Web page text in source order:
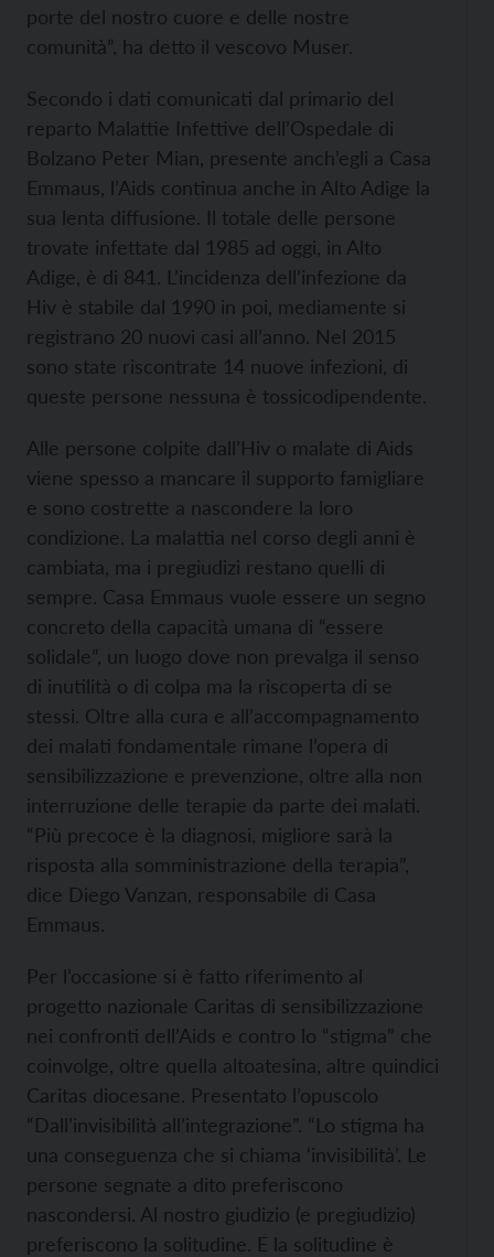
porte del nostro cuore e delle nostre
comunità”, ha detto il vescovo Muser.
Secondo i dati comunicati dal primario del
reparto Malattie Infettive dell’Ospedale di
Bolzano Peter Mian, presente anch’egli a Casa
Emmaus, l’Aids continua anche in Alto Adige la
sua lenta diffusione. Il totale delle persone
trovate infettate dal 1985 ad oggi, in Alto
Adige, è di 841. L’incidenza dell’infezione da
Hiv è stabile dal 1990 in poi, mediamente si
registrano 20 nuovi casi all’anno. Nel 2015
sono state riscontrate 14 nuove infezioni, di
queste persone nessuna è tossicodipendente.
Alle persone colpite dall’Hiv o malate di Aids
viene spesso a mancare il supporto famigliare
e sono costrette a nascondere la loro
condizione. La malattia nel corso degli anni è
cambiata, ma i pregiudizi restano quelli di
sempre. Casa Emmaus vuole essere un segno
concreto della capacità umana di “essere
solidale”, un luogo dove non prevalga il senso
di inutilità o di colpa ma la riscoperta di se
stessi. Oltre alla cura e all’accompagnamento
dei malati fondamentale rimane l’opera di
sensibilizzazione e prevenzione, oltre alla non
interruzione delle terapie da parte dei malati.
“Più precoce è la diagnosi, migliore sarà la
risposta alla somministrazione della terapia”,
dice Diego Vanzan, responsabile di Casa
Emmaus.
Per l’occasione si è fatto riferimento al
progetto nazionale Caritas di sensibilizzazione
nei confronti dell’Aids e contro lo “stigma” che
coinvolge, oltre quella altoatesina, altre quindici
Caritas diocesane. Presentato l’opuscolo
“Dall’invisibilità all’integrazione”. “Lo stigma ha
una conseguenza che si chiama ‘invisibilità’. Le
persone segnate a dito preferiscono
nascondersi. Al nostro giudizio (e pregiudizio)
preferiscono la solitudine. E la solitudine è